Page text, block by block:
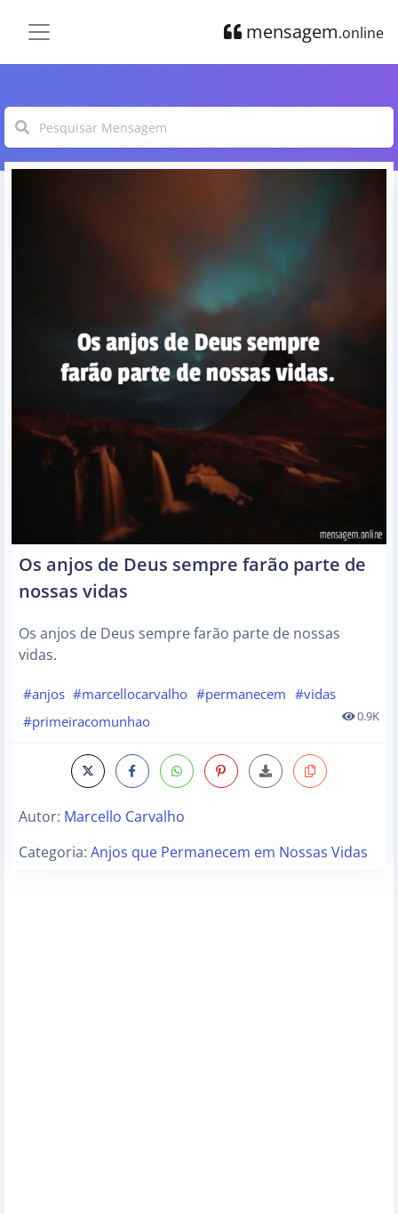
mensagem.online
Os anjos de Deus sempre farão parte de
nossas vidas
Os anjos de Deus sempre farão parte de nossas
vidas.
#anjos #marcellocarvalho #permanecem #vidas
#primeiracomunhao
0.9K
Autor: Marcello Carvalho
Categoria: Anjos que Permanecem em Nossas Vidas